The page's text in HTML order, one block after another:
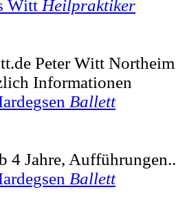
Witt Heilpraktiker
Peter Witt
Informationen
Ballett
4 Jahre, Aufführungen..
Ballett